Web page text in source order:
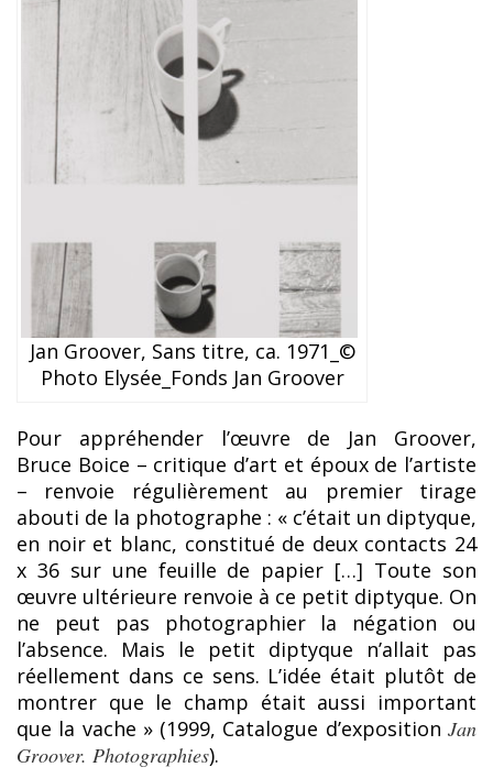
Jan Groover, Sans titre, ca. 1971_©
Photo Elysée_Fonds Jan Groover
Pour appréhender l’œuvre de Jan Groover,
Bruce Boice – critique d’art et époux de l’artiste
– renvoie régulièrement au premier tirage
abouti de la photographe : « c’était un diptyque,
en noir et blanc, constitué de deux contacts 24
x 36 sur une feuille de papier […] Toute son
œuvre ultérieure renvoie à ce petit diptyque. On
ne peut pas photographier la négation ou
l’absence. Mais le petit diptyque n’allait pas
réellement dans ce sens. L’idée était plutôt de
montrer que le champ était aussi important
que la vache » (1999, Catalogue d’exposition Jan
Groover. Photographies).